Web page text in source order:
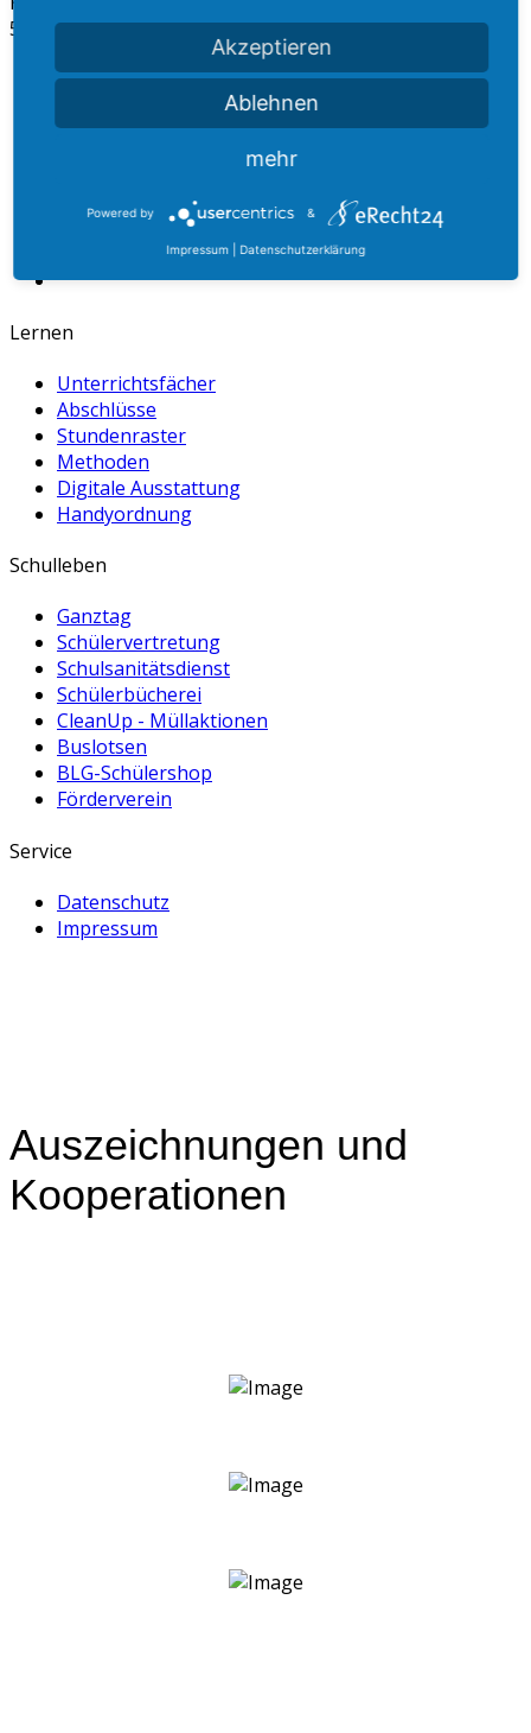
57413 Finnentrop
dummy+49 27 21 60 599 100
+49 27 21 60 599 106
dummywww.b-l-g.de
Lernen
Unterrichtsfächer
Abschlüsse
Stundenraster
Methoden
Digitale Ausstattung
Handyordnung
Schulleben
Ganztag
Schülervertretung
Schulsanitätsdienst
Schülerbücherei
CleanUp - Müllaktionen
Buslotsen
BLG-Schülershop
Förderverein
Service
Datenschutz
Impressum
Auszeichnungen und
Kooperationen
Akzeptieren
Ablehnen
mehr
Powered by &
Impressum Datenschutzerklärung